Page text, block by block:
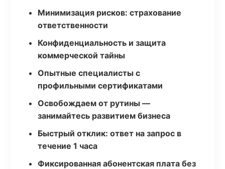
Минимизация рисков: страхование
ответственности
Конфиденциальность и защита
коммерческой тайны
Опытные специалисты с
профильными сертификатами
Освобождаем от рутины —
занимайтесь развитием бизнеса
Быстрый отклик: ответ на запрос в
течение 1 часа
Фиксированная абонентская плата без